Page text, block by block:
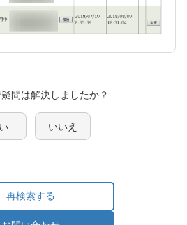
問は解決しましたか？
いいえ
再検索する